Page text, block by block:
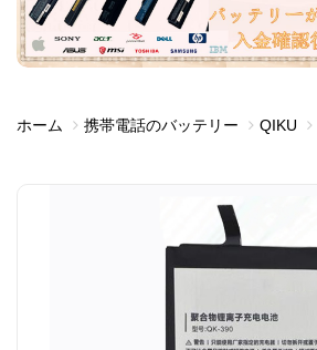
ホーム 携帯電話のバッテリー QIKU